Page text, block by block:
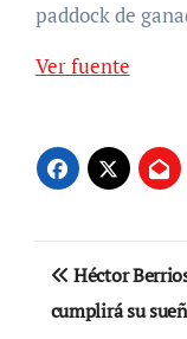
paddock de
Ver fuente
de
Héctor
cumplirá su